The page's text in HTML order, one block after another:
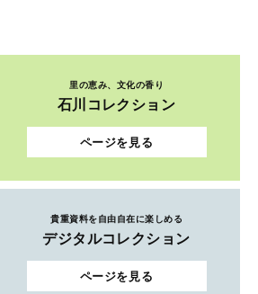
里の恵み、文化の香り
石川コレクション
ページを見る
貴重資料を自由自在に楽しめる
デジタルコレクション
ページを見る